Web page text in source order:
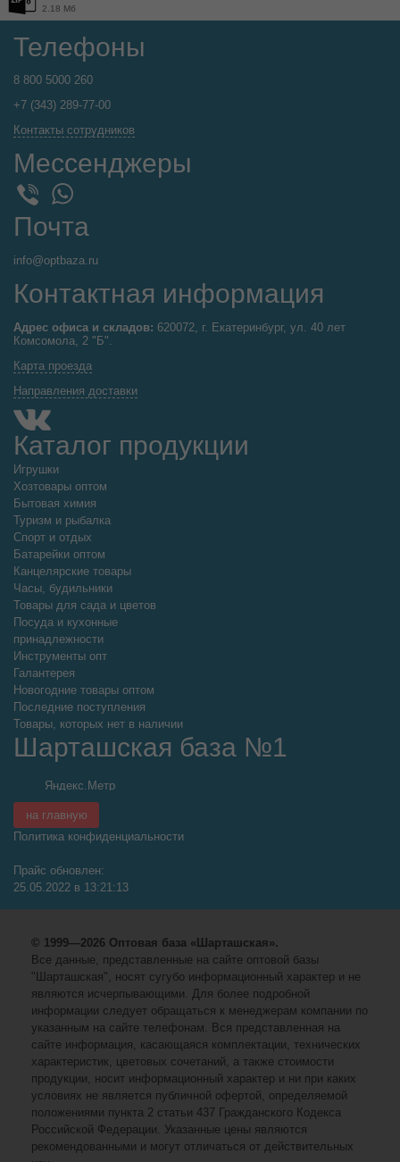
2.18 Мб
Телефоны
8 800 5000 260
+7 (343) 289-77-00
Контакты сотрудников
Мессенджеры
WhatsApp
Почта
info@optbaza.ru
Контактная информация
Адрес офиса и складов: 620072, г. Екатеринбург, ул. 40 лет
Комсомола, 2 "Б".
Карта проезда
Направления доставки
Каталог продукции
Игрушки
Хозтовары оптом
Бытовая химия
Туризм и рыбалка
Спорт и отдых
Батарейки оптом
Канцелярские товары
Часы, будильники
Товары для сада и цветов
Посуда и кухонные
принадлежности
Инструменты опт
Галантерея
Новогодние товары оптом
Последние поступления
Товары, которых нет в наличии
Шарташская база №1
на главную
Политика конфиденциальности
Прайс обновлен:
25.05.2022 в 13:21:13
© 1999—2026 Оптовая база «Шарташская».
Все данные, представленные на сайте оптовой базы
"Шарташская", носят сугубо информационный характер и не
являются исчерпывающими. Для более подробной
информации следует обращаться к менеджерам компании по
указанным на сайте телефонам. Вся представленная на
сайте информация, касающаяся комплектации, технических
характеристик, цветовых сочетаний, а также стоимости
продукции, носит информационный характер и ни при каких
условиях не является публичной офертой, определяемой
положениями пункта 2 статьи 437 Гражданского Кодекса
Российской Федерации. Указанные цены являются
рекомендованными и могут отличаться от действительных